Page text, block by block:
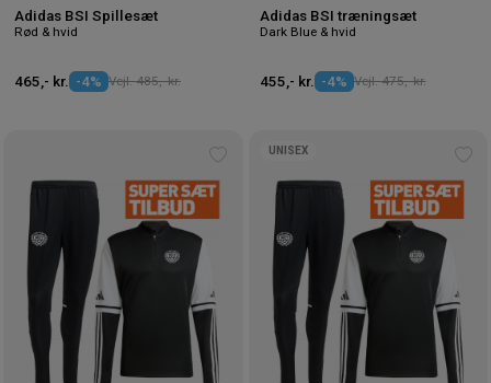
Adidas BSI Spillesæt
Rød & hvid
465,- kr. -4% Vejl. 485,- kr.
Adidas BSI træningsæt
Dark Blue & hvid
455,- kr. -4% Vejl. 475,- kr.
ønskeliste
UNISEX